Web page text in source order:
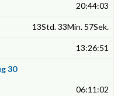
20:44:03
13Std. 33Min. 57Sek.
13:26:51
30
06:11:02